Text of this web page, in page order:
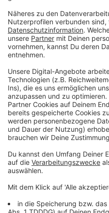
Du möchtest
Studio
©